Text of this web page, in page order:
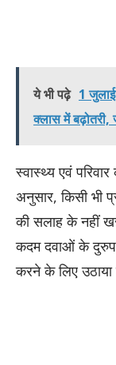
ये भी पढ़े 1
क्लास में
स्वास्थ्य एवं
अनुसार, किसी भी
की सलाह के नहीं
कदम दवाओं के
करने के लिए उठाया